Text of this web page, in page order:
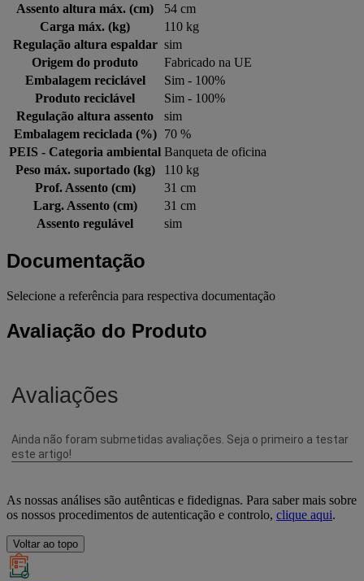
Assento altura máx. (cm)
54 cm
Carga máx. (kg)
110 kg
Regulação altura espaldar sim
Origem do produto
Fabricado na UE
Embalagem reciclável
Sim - 100%
Produto reciclável
Sim - 100%
Regulação altura assento
sim
Embalagem reciclada (%)
70 %
PEIS - Categoria ambiental Banqueta de oficina
Peso máx. suportado (kg)
110 kg
Prof. Assento (cm)
31 cm
Larg. Assento (cm)
31 cm
Assento regulável
sim
Documentação
Selecione a referência para respectiva documentação
Avaliação do Produto
As nossas análises são autênticas e fidedignas. Para saber mais sobre
os nossos procedimentos de autenticação e controlo, clique aqui.
Voltar ao topo